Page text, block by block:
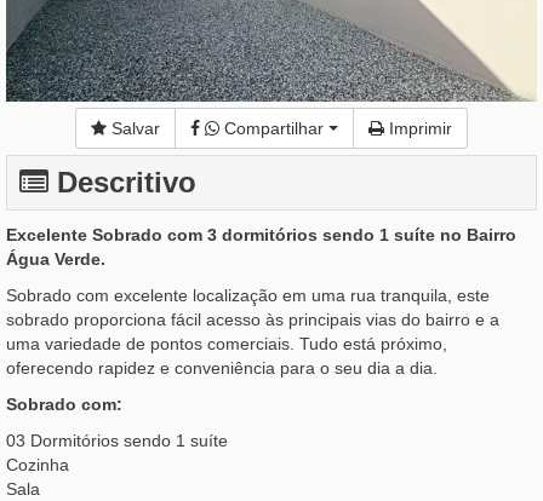
Salvar Compartilhar Imprimir
Descritivo
Excelente Sobrado com 3 dormitórios sendo 1 suíte no Bairro
Água Verde.
Sobrado com excelente localização em uma rua tranquila, este
sobrado proporciona fácil acesso às principais vias do bairro e a
uma variedade de pontos comerciais. Tudo está próximo,
oferecendo rapidez e conveniência para o seu dia a dia.
Sobrado com:
03 Dormitórios sendo 1 suíte
Cozinha
Sala